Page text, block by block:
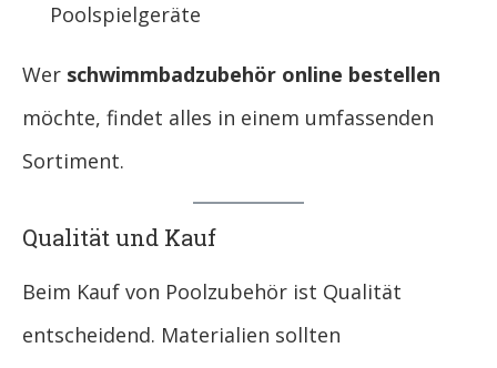
Poolspielgeräte
Wer schwimmbadzubehör online bestellen
möchte, findet alles in einem umfassenden
Sortiment.
Qualität und Kauf
Beim Kauf von Poolzubehör ist Qualität
entscheidend. Materialien sollten